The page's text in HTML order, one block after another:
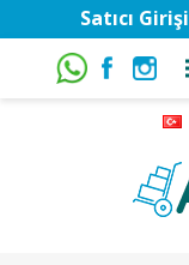
Satıcı Girişi